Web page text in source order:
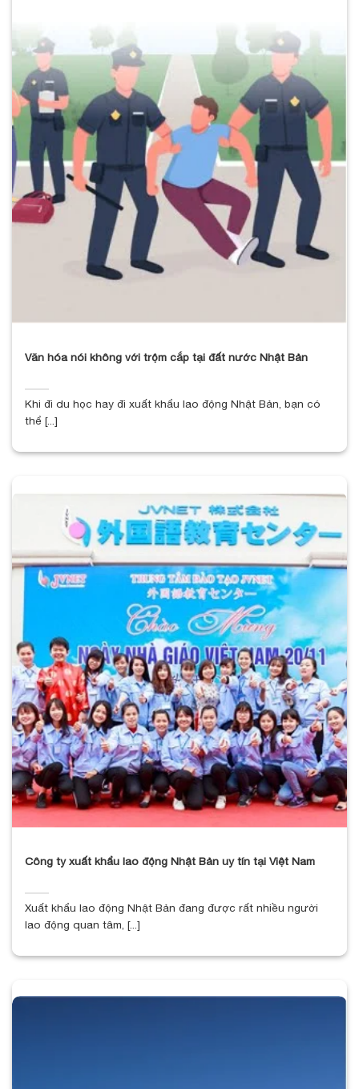
Văn hóa nói không với trộm cắp tại đất nước Nhật Bản
Khi đi du học hay đi xuất khẩu lao động Nhật Bản, bạn có
thể [...]
Công ty xuất khẩu lao động Nhật Bản uy tín tại Việt Nam
Xuất khẩu lao động Nhật Bản đang được rất nhiều người
lao động quan tâm, [...]